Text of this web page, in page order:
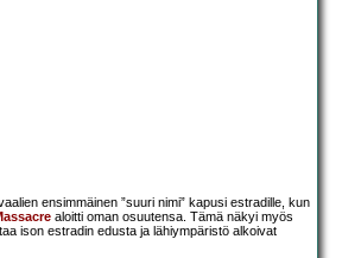
ensimmäinen ”suuri nimi” kapusi estradille, kun
aloitti oman osuutensa. Tämä näkyi myös
ison estradin edusta ja lähiympäristö alkoivat